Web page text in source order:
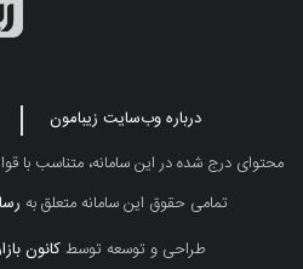
درباره وب‌سایت زیبامون
محتوای درج شده در این سامانه، متناسب با
تمامی حقوق این سامانه متعلق به
طراحی و توسعه توسطکانون